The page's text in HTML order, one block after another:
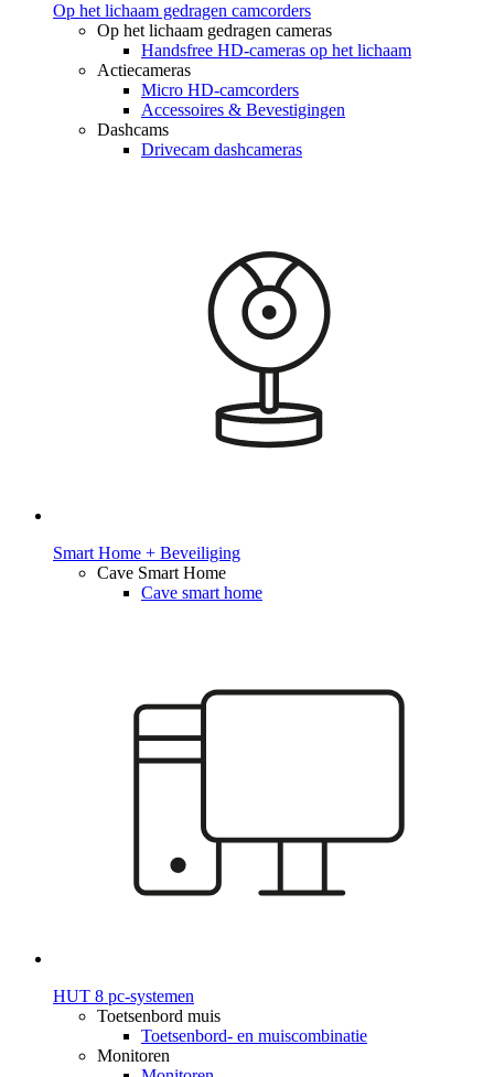
Op het lichaam gedragen camcorders
Op het lichaam gedragen cameras
Handsfree HD-cameras op het lichaam
Actiecameras
Micro HD-camcorders
Accessoires & Bevestigingen
Dashcams
Drivecam dashcameras
Smart Home + Beveiliging
Cave Smart Home
Cave smart home
HUT 8 pc-systemen
Toetsenbord muis
Toetsenbord- en muiscombinatie
Monitoren